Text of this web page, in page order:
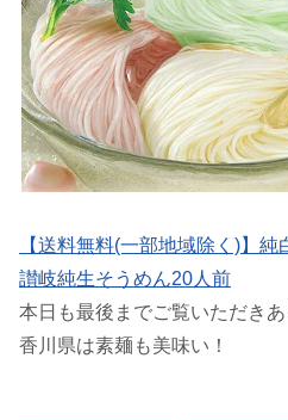
【送料無料(一部地域除く)】
讃岐純生そうめん20人前
本日も最後までご覧いただき
香川県は素麺も美味い！